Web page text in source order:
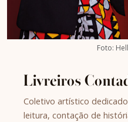
Foto:
Livreiros
Coletivo artístico
leitura, contação de